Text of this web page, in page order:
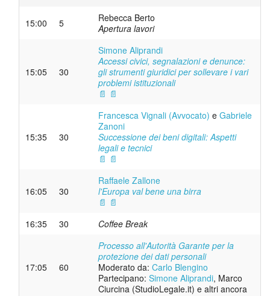
15:00 5
Rebecca Berto
Apertura lavori
15:05 30
Simone Aliprandi
Accessi civici, segnalazioni e denunce:
gli strumenti giuridici per sollevare i vari
problemi istituzionali
📄 📄
15:35 30
Francesca Vignali (Avvocato) e Gabriele
Zanoni
Successione dei beni digitali: Aspetti
legali e tecnici
📄 📄
16:05 30
Raffaele Zallone
l'Europa val bene una birra
📄 📄
16:35
30 Coffee Break
17:05 60
Processo all'Autorità Garante per la
protezione dei dati personali
Moderato da: Carlo Blengino
Partecipano: Simone Aliprandi, Marco
Ciurcina (StudioLegale.it) e altri ancora